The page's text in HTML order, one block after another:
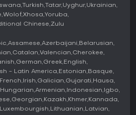
ação e estratégia
para fácil acesso
em lógica
e jogadores casuais
sem pressão que une ação
Build A Friend oferece uma
foco single-player é perfeito
família, com conteúdo apropriado
Turkish Tatar Uyghur Ukrainian
Wolof Xhosa Yoruba
Chinese Zulu
Assamese Azerbaijani Belarusian
Catalan Valencian Cherokee
German Greek English
- Latin America Estonian Basque
French Irish Galician Gujarati Hausa
Hungarian Armenian Indonesian
Igbo
Georgian Kazakh Khmer Kannada
Luxembourgish Lithuanian Latvian